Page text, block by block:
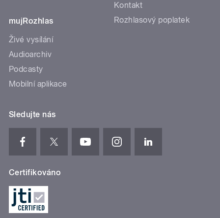
mujRozhlas
Živé vysílání
Audioarchiv
Podcasty
Mobilní aplikace
Kontakt
Rozhlasový poplatek
Sledujte nás
Certifikováno